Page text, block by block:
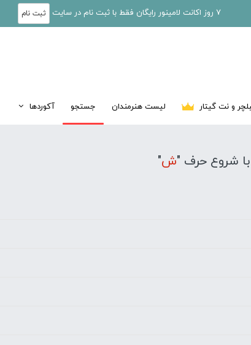
7 روز اکانت لامینور رایگان فقط با ثبت نام در سایت ثبت نام
و نت گیتار لیست هنرمندان جستجو آکوردها
با شروع حرف "ش"